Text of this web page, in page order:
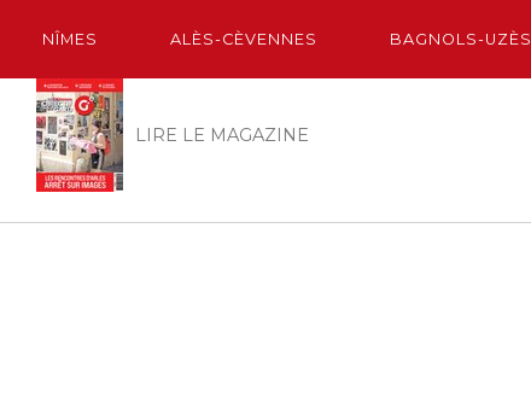
NÎMES ALÈS-CÈVENNES BAGNOLS-UZÈS
LIRE LE MAGAZINE